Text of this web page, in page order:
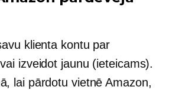
klienta kontu par
izveidot jaunu (ieteicams).
lai pārdotu vietnē Amazon,